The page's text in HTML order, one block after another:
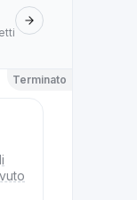
Terminato